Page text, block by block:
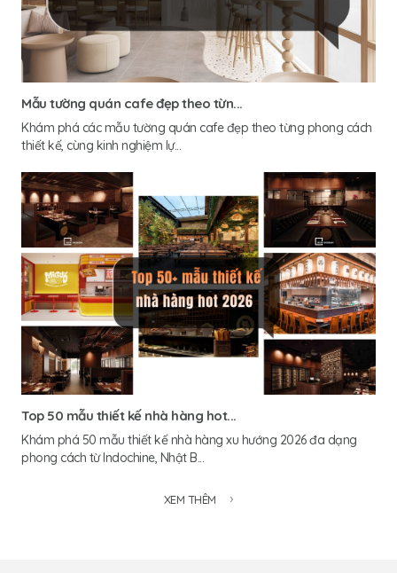
Mẫu tường quán cafe đẹp theo từn...
Khám phá các mẫu tường quán cafe đẹp theo từng phong cách
thiết kế, cùng kinh nghiệm lự...
Top 50 mẫu thiết kế nhà hàng hot...
Khám phá 50 mẫu thiết kế nhà hàng xu hướng 2026 đa dạng
phong cách từ Indochine, Nhật B...
XEM THÊM